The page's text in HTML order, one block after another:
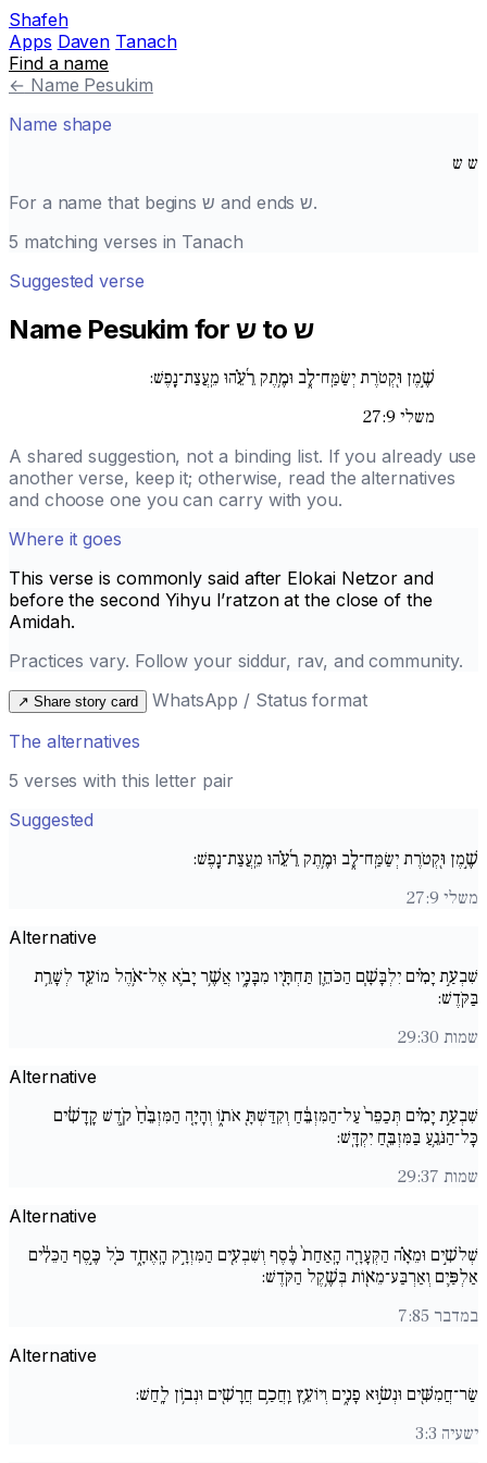
Shafeh
Apps Daven Tanach
Find a name
← Name Pesukim
Name shape
ש ש
For a name that beginsש and endsש.
5 matching verses in Tanach
Suggested verse
Name Pesukim for ש to ש
שֶׁ֣מֶן וּ֖קְטֹרֶת יְשַׂמַּֽח־לֵ֑ב וּמֶ֥תֶק רֵ֜עֵ֗הוּ מֵֽעֲצַת־נָֽפֶשׁ:
משלי 27:9
A shared suggestion, not a binding list. If you already use
another verse, keep it; otherwise, read the alternatives
and choose one you can carry with you.
Where it goes
This verse is commonly said after Elokai Netzor and
before the second Yihyu l’ratzonat the close of the
Amidah.
Practices vary. Follow your siddur, rav, and community.
↗ Share story card
WhatsApp / Status format
The alternatives
5 verses with this letter pair
Suggested
שֶׁ֣מֶן וּ֖קְטֹרֶת יְשַׂמַּֽח־לֵ֑ב וּמֶ֥תֶק רֵ֜עֵ֗הוּ מֵֽעֲצַת־נָֽפֶשׁ:
משלי 27:9
Alternative
שִׁבְעַ֣ת יָמִ֗ים יִלְבָּשָׁ֧ם הַכֹּהֵ֛ן תַּחְתָּ֖יו מִבָּנָ֑יו אֲשֶׁ֥ר יָבֹ֛א אֶל־אֹ֥הֶל מוֹעֵ֖ד לְשָׁרֵ֥ת
בַּקֹּֽדֶשׁ:
שמות 29:30
Alternative
שִׁבְעַ֣ת יָמִ֗ים תְּכַפֵּר֙ עַל־הַמִּזְבֵּ֔חַ וְקִדַּשְׁתָּ֖ אֹת֑וֹ וְהָיָ֤ה הַמִּזְבֵּ֨חַ֙ קֹ֣דֶשׁ קָֽדָשִׁ֔ים
כָּל־הַנֹּגֵ֥עַ בַּמִּזְבֵּ֖חַ יִקְדָּֽשׁ:
שמות 29:37
Alternative
שְׁלשִׁ֣ים וּמֵאָ֗ה הַקְּעָרָ֤ה הָֽאַחַת֙ כֶּ֔סֶף וְשִׁבְעִ֖ים הַמִּזְרָ֣ק הָֽאֶחָ֑ד כֹּ֚ל כֶּ֣סֶף הַכֵּלִ֔ים
אַלְפַּ֥יִם וְאַרְבַּע־מֵא֖וֹת בְּשֶׁ֥קֶל הַקֹּֽדֶשׁ:
במדבר 7:85
Alternative
שַׂר־חֲמִשִּׁ֖ים וּנְשׂ֣וּא פָנִ֑ים וְיוֹעֵ֛ץ וַֽחֲכַ֥ם חֲרָשִׁ֖ים וּנְב֥וֹן לָֽחַשׁ:
ישעיה 3:3